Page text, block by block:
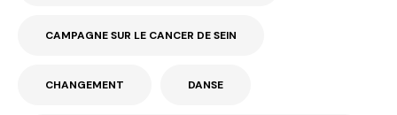
CAMPAGNE SUR LE CANCER DE SEIN
CHANGEMENT DANSE